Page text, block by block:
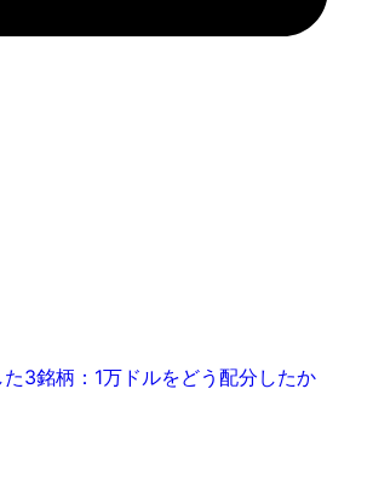
3銘柄：1万ドルをどう配分したか